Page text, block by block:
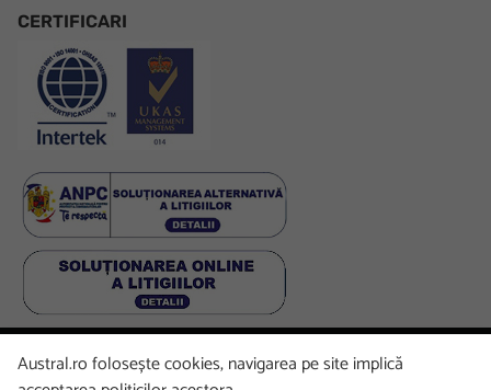
CERTIFICARI
FacebookLinkedInInstagramYoutube
Austral.ro folosește cookies, navigarea pe site implică